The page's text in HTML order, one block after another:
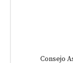
Consejo